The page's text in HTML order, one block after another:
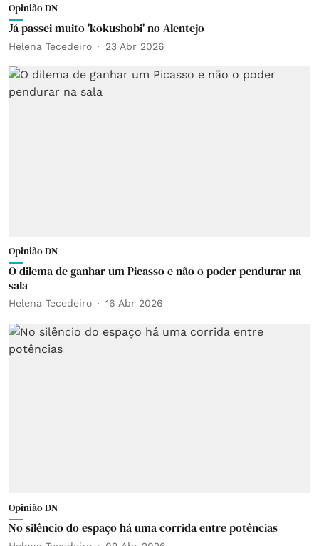
Opinião DN
Já passei muito 'kokushobi' no Alentejo
Helena Tecedeiro 23 Abr 2026
Opinião DN
O dilema de ganhar um Picasso e não o poder pendurar na
sala
Helena Tecedeiro 16 Abr 2026
Opinião DN
No silêncio do espaço há uma corrida entre potências